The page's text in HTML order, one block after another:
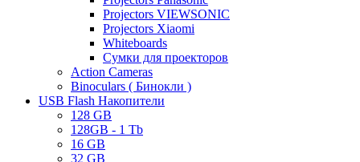
Projectors VIEWSONIC
Projectors Xiaomi
Whiteboards
Сумки для проекторов
Action Cameras
Binoculars ( Бинокли )
USB Flash Накопители
128 GB
128GB - 1 Tb
16 GB
32 GB